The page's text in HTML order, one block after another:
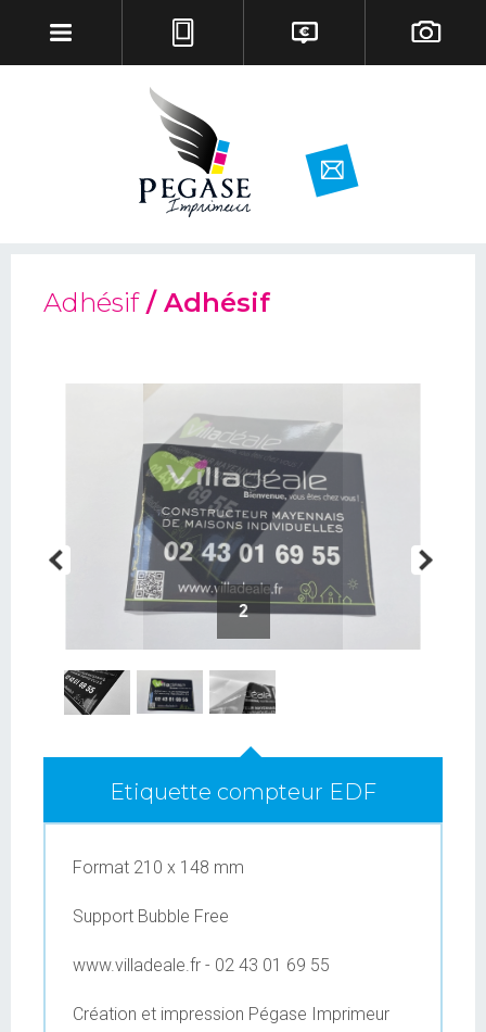
Adhésif/ Adhésif
2
Etiquette compteur EDF
Format 210 x 148 mm
Support Bubble Free
www.villadeale.fr - 02 43 01 69 55
Création et impression Pégase Imprimeur